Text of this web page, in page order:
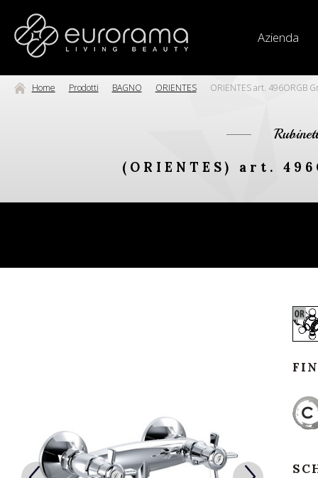
Azienda
Home Prodotti BAGNO ORIENTES ORIENTES art. 496ORGB
(ORIENTES) art.